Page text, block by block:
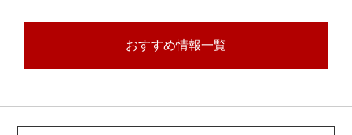
おすすめ情報一覧